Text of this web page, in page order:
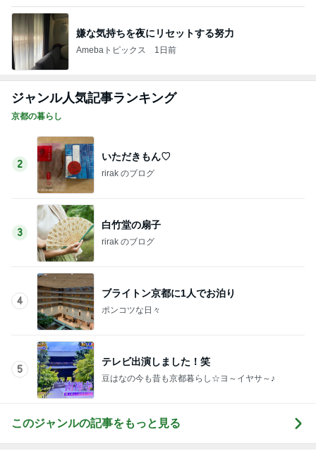
嫌な気持ちを夜にリセットする努力
Amebaトピックス 1日前
ジャンル人気記事ランキング
京都の暮らし
2
いただきもん♡
rirak のブログ
3
白竹堂の扇子
rirak のブログ
4
ブライトン京都に1人でお泊り
ポンコツな日々
5
テレビ出演しました！笑
豆はなの今も昔も京都暮らし☆ヨ～イヤサ～♪
このジャンルの記事をもっと見る